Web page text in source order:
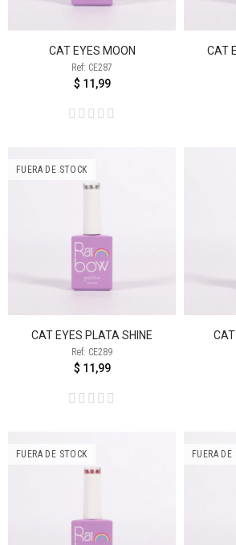
CAT EYES MOON
Ref: CE287
$ 11,99
CAT
FUERA DE STOCK
CAT EYES PLATA SHINE
Ref: CE289
$ 11,99
FUERA DE STOCK FUERA DE